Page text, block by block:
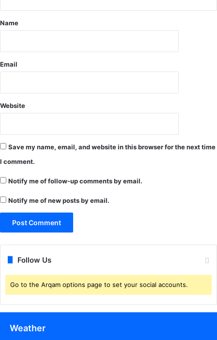
Name
Email
Website
Save my name, email, and website in this browser for the next time
I comment.
Notify me of follow-up comments by email.
Notify me of new posts by email.
Follow Us
Go to the Arqam options page to set your social accounts.
Weather